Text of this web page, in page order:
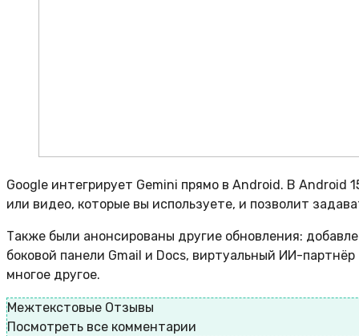
Google интегрирует Gemini прямо в Android. В
или видео, которые вы используете, и позволит
Также были анонсированы другие обновления:
боковой панели Gmail и Docs, виртуальный ИИ-
многое другое.
Межтекстовые Отзывы
Посмотреть все комментарии